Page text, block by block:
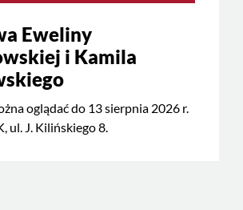
Eweliny
i Kamila
oglądać do 13 sierpnia 2026 r.
ul. J. Kilińskiego 8.